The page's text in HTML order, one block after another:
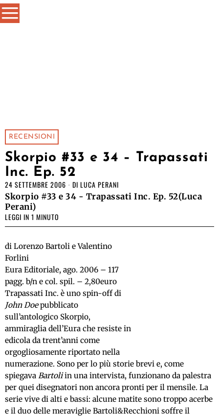
RECENSIONI
Skorpio #33 e 34 – Trapassati
Inc. Ep. 52
24 SETTEMBRE 2006 DI LUCA PERANI
Skorpio #33 e 34 - Trapassati Inc. Ep. 52(Luca
Perani)
LEGGI IN 1 MINUTO
di Lorenzo Bartoli e Valentino
Forlini
Eura Editoriale, ago. 2006 – 117
pagg. b/n e col. spil. – 2,80euro
Trapassati Inc. è uno spin-off di
John Doepubblicato
sull’antologico Skorpio,
ammiraglia dell’Eura che resiste in
edicola da trent’anni come
orgogliosamente riportato nella
numerazione. Sono per lo più storie brevi e, come
spiegava Bartoliin una intervista, funzionano da palestra
per quei disegnatori non ancora pronti per il mensile. La
serie vive di alti e bassi: alcune matite sono troppo acerbe
e il duo delle meraviglie Bartoli&Recchioni soffre il